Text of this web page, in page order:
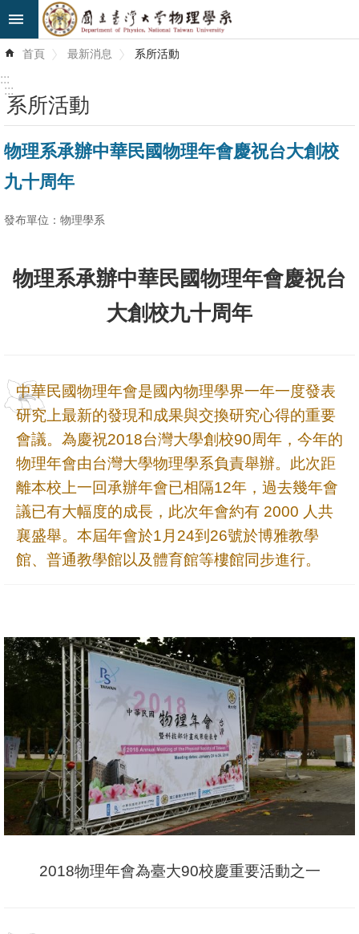
跳到主要內容區塊
階
最
新
息
系
簡
介
員
術
演
講
招
生
及
學
生
系
友
徵
首頁 最新消息 系所活動
:::
:::
系所活動
物理系承辦中華民國物理年會慶祝台大創校
九十周年
發布單位：物理學系
物理系承辦中華民國物理年會慶祝台
大創校九十周年
中華民國物理年會是國內物理學界一年一度發表
研究上最新的發現和成果與交換研究心得的重要
會議。為慶祝2018台灣大學創校90周年，今年的
物理年會由台灣大學物理學系負責舉辦。此次距
離本校上一回承辦年會已相隔12年，過去幾年會
議已有大幅度的成長，此次年會約有 2000 人共
襄盛舉。本屆年會於1月24到26號於博雅教學
館、普通教學館以及體育館等樓館同步進行。
2018物理年會為臺大90校慶重要活動之一